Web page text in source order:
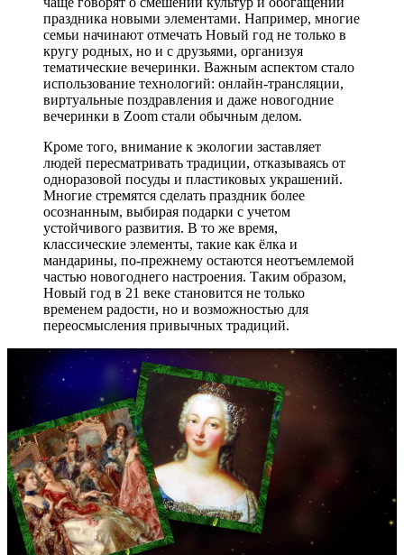
праздника новыми элементами. Например, многие
семьи начинают отмечать Новый год не только в
кругу родных, но и с друзьями, организуя
тематические вечеринки. Важным аспектом стало
использование технологий: онлайн-трансляции,
виртуальные поздравления и даже новогодние
вечеринки в Zoom стали обычным делом.
Кроме того, внимание к экологии заставляет
людей пересматривать традиции, отказываясь от
одноразовой посуды и пластиковых украшений.
Многие стремятся сделать праздник более
осознанным, выбирая подарки с учетом
устойчивого развития. В то же время,
классические элементы, такие как ёлка и
мандарины, по-прежнему остаются неотъемлемой
частью новогоднего настроения. Таким образом,
Новый год в 21 веке становится не только
временем радости, но и возможностью для
переосмысления привычных традиций.